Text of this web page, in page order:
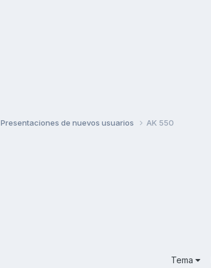
Presentaciones de nuevos usuarios AK 550
Tema